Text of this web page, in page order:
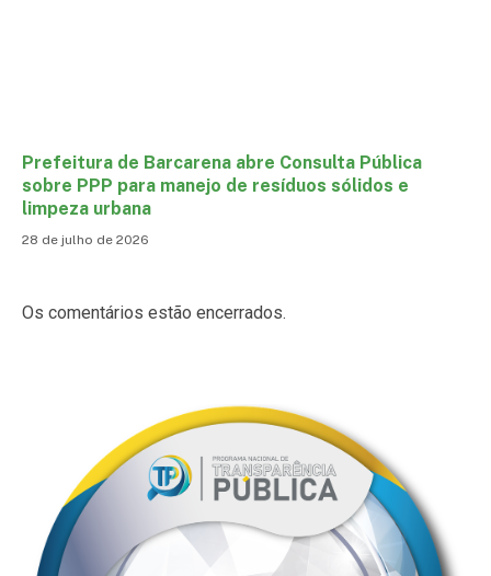
Prefeitura de Barcarena abre Consulta Pública
sobre PPP para manejo de resíduos sólidos e
limpeza urbana
28 de julho de 2026
Os comentários estão encerrados.